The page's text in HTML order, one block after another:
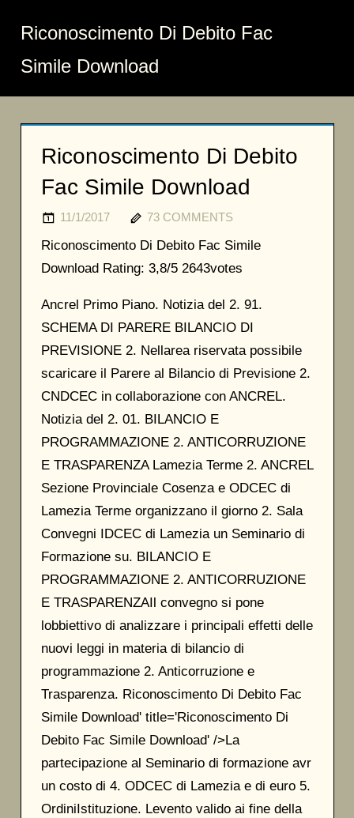
Riconoscimento Di Debito Fac
Simile Download
Riconoscimento Di Debito
Fac Simile Download
11/1/2017 73 COMMENTS
Riconoscimento Di Debito Fac Simile
Download Rating: 3,8/5 2643votes
Ancrel Primo Piano. Notizia del 2. 91.
SCHEMA DI PARERE BILANCIO DI
PREVISIONE 2. Nellarea riservata possibile
scaricare il Parere al Bilancio di Previsione 2.
CNDCEC in collaborazione con ANCREL.
Notizia del 2. 01. BILANCIO E
PROGRAMMAZIONE 2. ANTICORRUZIONE
E TRASPARENZA Lamezia Terme 2. ANCREL
Sezione Provinciale Cosenza e ODCEC di
Lamezia Terme organizzano il giorno 2. Sala
Convegni IDCEC di Lamezia un Seminario di
Formazione su. BILANCIO E
PROGRAMMAZIONE 2. ANTICORRUZIONE
E TRASPARENZAIl convegno si pone
lobbiettivo di analizzare i principali effetti delle
nuovi leggi in materia di bilancio di
programmazione 2. Anticorruzione e
Trasparenza. Riconoscimento Di Debito Fac
Simile Download' title='Riconoscimento Di
Debito Fac Simile Download' />La
partecipazione al Seminario di formazione avr
un costo di 4. ODCEC di Lamezia e di euro 5.
OrdiniIstituzione. Levento valido ai fine della